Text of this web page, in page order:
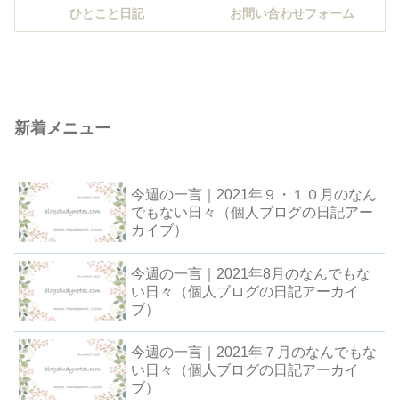
ひとこと日記 お問い合わせフォーム
新着メニュー
今週の一言｜2021年９・１０月のなん
でもない日々（個人ブログの日記アー
カイブ）
今週の一言｜2021年8月のなんでもな
い日々（個人ブログの日記アーカイ
ブ）
今週の一言｜2021年７月のなんでもな
い日々（個人ブログの日記アーカイ
ブ）